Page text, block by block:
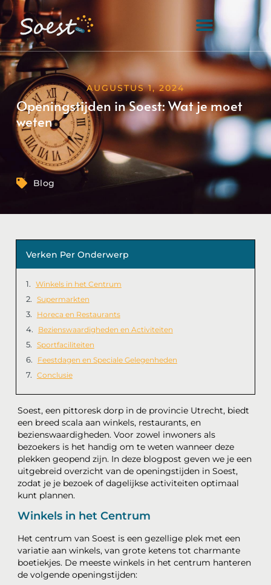
AUGUSTUS 1, 2024
Openingstijden in Soest: Wat je moet
weten
Blog
Soest, een pittoresk dorp in de provincie Utrecht, biedt
een breed scala aan winkels, restaurants, en
bezienswaardigheden. Voor zowel inwoners als
bezoekers is het handig om te weten wanneer deze
plekken geopend zijn. In deze blogpost geven we je een
uitgebreid overzicht van de openingstijden in Soest,
zodat je je bezoek of dagelijkse activiteiten optimaal
kunt plannen.
Winkels in het Centrum
Het centrum van Soest is een gezellige plek met een
variatie aan winkels, van grote ketens tot charmante
boetiekjes. De meeste winkels in het centrum hanteren
de volgende openingstijden:
Verken Per Onderwerp
Winkels in het Centrum
Supermarkten
Horeca en Restaurants
Bezienswaardigheden en Activiteiten
Sportfaciliteiten
Feestdagen en Speciale Gelegenheden
Conclusie